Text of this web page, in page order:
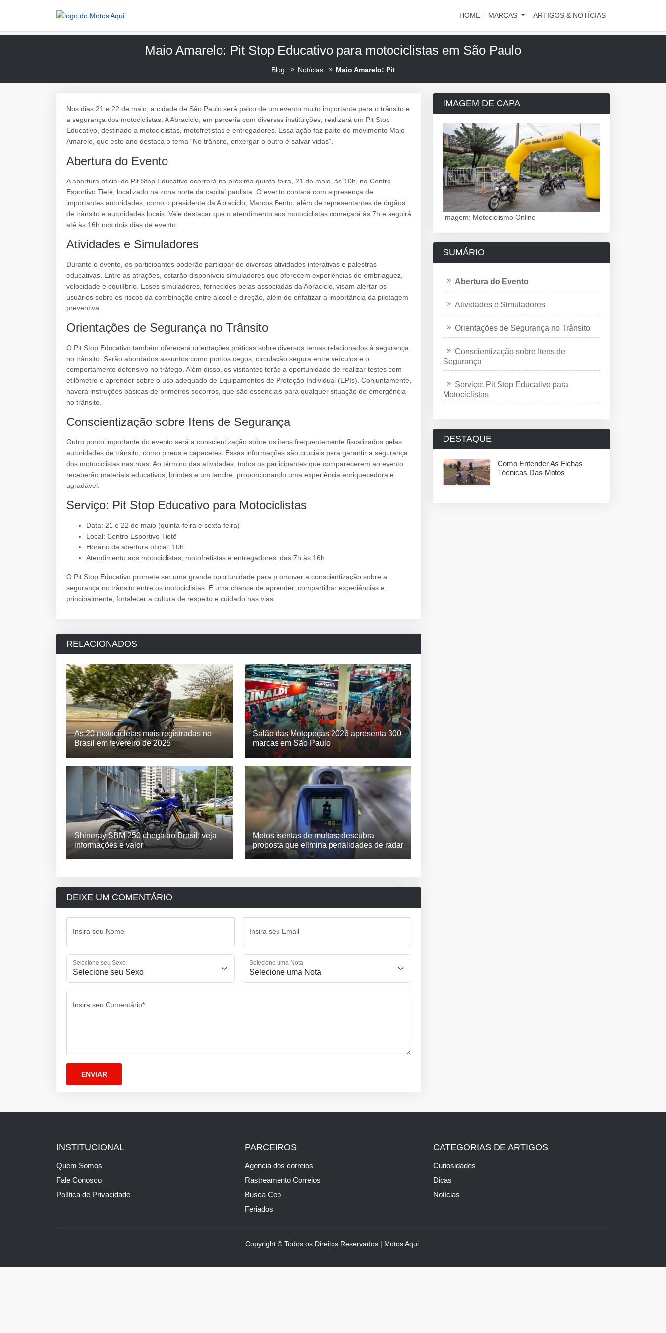
HOME MARCAS ARTIGOS & NOTÍCIAS
Maio Amarelo: Pit Stop Educativo para motociclistas em São Paulo
Blog Notícias Maio Amarelo: Pit
Nos dias 21 e 22 de maio, a cidade de São Paulo será palco de um evento muito importante para o trânsito e
a segurança dos motociclistas. A Abraciclo, em parceria com diversas instituições, realizará um Pit Stop
Educativo, destinado a motociclistas, motofretistas e entregadores. Essa ação faz parte do movimento Maio
Amarelo, que este ano destaca o tema “No trânsito, enxergar o outro é salvar vidas”.
Abertura do Evento
A abertura oficial do Pit Stop Educativo ocorrerá na próxima quinta-feira, 21 de maio, às 10h, no Centro
Esportivo Tietê, localizado na zona norte da capital paulista. O evento contará com a presença de
importantes autoridades, como o presidente da Abraciclo, Marcos Bento, além de representantes de órgãos
de trânsito e autoridades locais. Vale destacar que o atendimento aos motociclistas começará às 7h e seguirá
até às 16h nos dois dias de evento.
Atividades e Simuladores
Durante o evento, os participantes poderão participar de diversas atividades interativas e palestras
educativas. Entre as atrações, estarão disponíveis simuladores que oferecem experiências de embriaguez,
velocidade e equilíbrio. Esses simuladores, fornecidos pelas associadas da Abraciclo, visam alertar os
usuários sobre os riscos da combinação entre álcool e direção, além de enfatizar a importância da pilotagem
preventiva.
Orientações de Segurança no Trânsito
O Pit Stop Educativo também oferecerá orientações práticas sobre diversos temas relacionados à segurança
no trânsito. Serão abordados assuntos como pontos cegos, circulação segura entre veículos e o
comportamento defensivo no tráfego. Além disso, os visitantes terão a oportunidade de realizar testes com
etilômetro e aprender sobre o uso adequado de Equipamentos de Proteção Individual (EPIs). Conjuntamente,
haverá instruções básicas de primeiros socorros, que são essenciais para qualquer situação de emergência
no trânsito.
Conscientização sobre Itens de Segurança
Outro ponto importante do evento será a conscientização sobre os itens frequentemente fiscalizados pelas
autoridades de trânsito, como pneus e capacetes. Essas informações são cruciais para garantir a segurança
dos motociclistas nas ruas. Ao término das atividades, todos os participantes que comparecerem ao evento
receberão materiais educativos, brindes e um lanche, proporcionando uma experiência enriquecedora e
agradável.
Serviço: Pit Stop Educativo para Motociclistas
Data: 21 e 22 de maio (quinta-feira e sexta-feira)
Local: Centro Esportivo Tietê
Horário da abertura oficial: 10h
Atendimento aos motociclistas, motofretistas e entregadores: das 7h às 16h
O Pit Stop Educativo promete ser uma grande oportunidade para promover a conscientização sobre a
segurança no trânsito entre os motociclistas. É uma chance de aprender, compartilhar experiências e,
principalmente, fortalecer a cultura de respeito e cuidado nas vias.
RELACIONADOS
As 20 motocicletas mais registradas no
Brasil em fevereiro de 2025
Salão das Motopeças 2026 apresenta 300
marcas em São Paulo
Shineray SBM 250 chega ao Brasil; veja
informações e valor
Motos isentas de multas: descubra
proposta que elimina penalidades de radar
DEIXE UM COMENTÁRIO
Insira seu Nome Insira seu Email
Selecione seu Sexo Selecione uma Nota
Insira seu Comentário*
IMAGEM DE CAPA
Imagem: Motociclismo Online
SUMÁRIO
Abertura do Evento
Atividades e Simuladores
Orientações de Segurança no Trânsito
Conscientização sobre Itens de
Segurança
Serviço: Pit Stop Educativo para
Motociclistas
DESTAQUE
Como Entender As Fichas
Técnicas Das Motos
INSTITUCIONAL
Quem Somos
Fale Conosco
Política de Privacidade
PARCEIROS
Agencia dos correios
Rastreamento Correios
Busca Cep
Feriados
CATEGORIAS DE ARTIGOS
Curiosidades
Dicas
Notícias
Copyright © Todos os Direitos Reservados | Motos Aqui.